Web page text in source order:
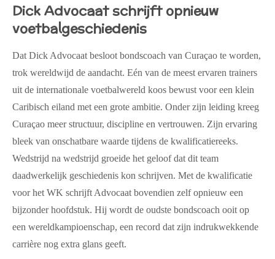
Dick Advocaat schrijft opnieuw
voetbalgeschiedenis
Dat Dick Advocaat besloot bondscoach van Curaçao te worden,
trok wereldwijd de aandacht. Eén van de meest ervaren trainers
uit de internationale voetbalwereld koos bewust voor een klein
Caribisch eiland met een grote ambitie. Onder zijn leiding kreeg
Curaçao meer structuur, discipline en vertrouwen. Zijn ervaring
bleek van onschatbare waarde tijdens de kwalificatiereeks.
Wedstrijd na wedstrijd groeide het geloof dat dit team
daadwerkelijk geschiedenis kon schrijven. Met de kwalificatie
voor het WK schrijft Advocaat bovendien zelf opnieuw een
bijzonder hoofdstuk. Hij wordt de oudste bondscoach ooit op
een wereldkampioenschap, een record dat zijn indrukwekkende
carrière nog extra glans geeft.